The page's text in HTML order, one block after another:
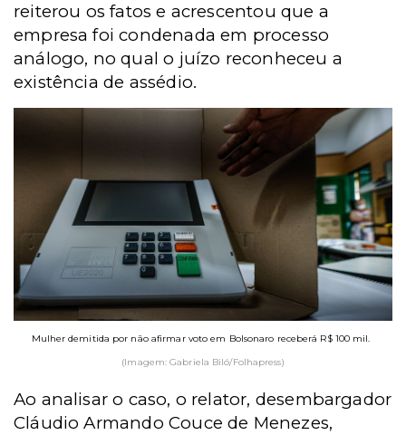
reiterou os fatos e acrescentou que a
empresa foi condenada em processo
análogo, no qual o juízo reconheceu a
existência de assédio.
Mulher demitida por não afirmar voto em Bolsonaro receberá R$ 100 mil.
(Imagem: Gabriela Biló/Folhapress)
Ao analisar o caso, o relator, desembargador
Cláudio Armando Couce de Menezes,